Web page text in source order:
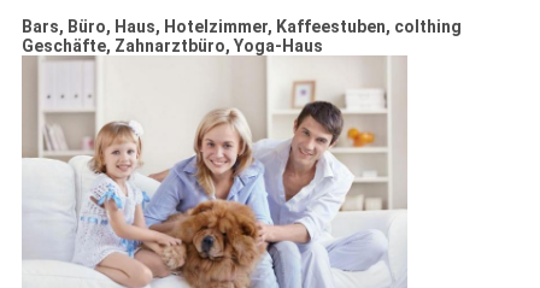
Bars, Büro, Haus, Hotelzimmer, Kaffeestuben, colthing
Geschäfte, Zahnarztbüro, Yoga-Haus